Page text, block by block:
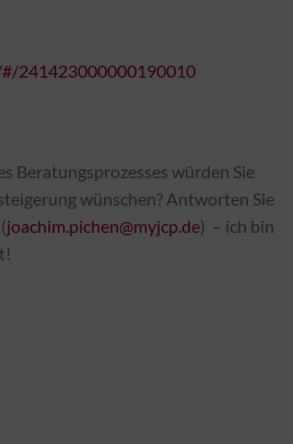
241423000000190010
Beratungsprozesses würden Sie
wünschen? Antworten Sie
joachim.pichen@myjcp.de) – ich bin